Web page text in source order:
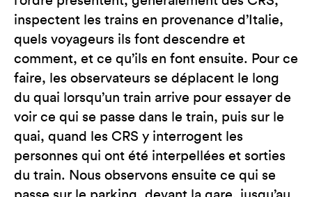
inspectent les trains en provenance d’Italie,
quels voyageurs ils font descendre et
comment, et ce qu’ils en font ensuite. Pour ce
faire, les observateurs se déplacent le long
du quai lorsqu’un train arrive pour essayer de
voir ce qui se passe dans le train, puis sur le
quai, quand les CRS y interrogent les
personnes qui ont été interpellées et sorties
du train. Nous observons ensuite ce qui se